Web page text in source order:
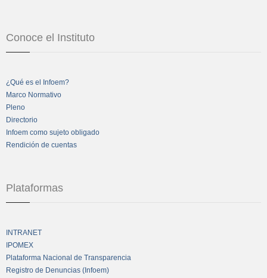
Conoce el Instituto
¿Qué es el Infoem?
Marco Normativo
Pleno
Directorio
Infoem como sujeto obligado
Rendición de cuentas
Plataformas
INTRANET
IPOMEX
Plataforma Nacional de Transparencia
Registro de Denuncias (Infoem)